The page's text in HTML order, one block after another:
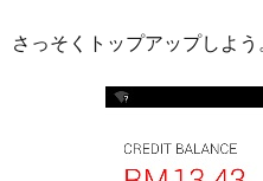
さっそくトップアップしよう